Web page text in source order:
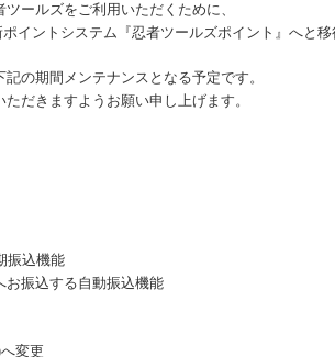
ールズをご利用いただくために、
イントシステム『忍者ツールズポイント』へと移
の期間メンテナンスとなる予定です。
だきますようお願い申し上げます。
振込機能
お振込する自動振込機能
変更